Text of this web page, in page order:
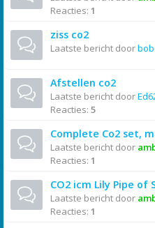
Reacties: 1
ziss co2
Laatste bericht door
Afstellen co2
Laatste bericht door
Reacties: 5
Complete Co2 set,
Laatste bericht door
Reacties: 1
CO2 icm Lily Pipe of
Laatste bericht door
Reacties: 1